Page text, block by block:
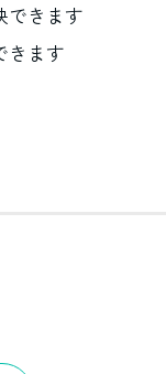
できます
きます